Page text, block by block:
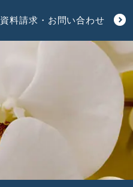
資料請求・お問い合わせ